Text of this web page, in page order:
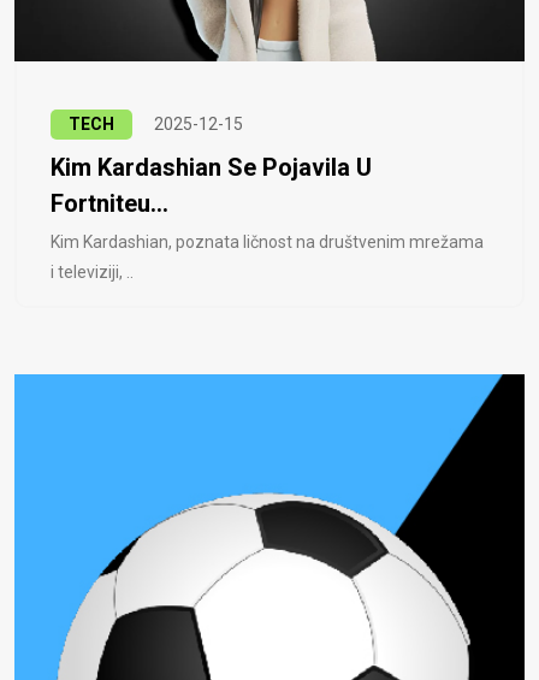
TECH 2025-12-15
Kim Kardashian Se Pojavila U
Fortniteu...
Kim Kardashian, poznata ličnost na društvenim mrežama
i televiziji, ..